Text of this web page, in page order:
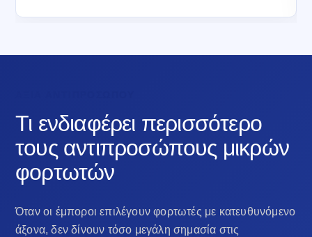
Τι ενδιαφέρει περισσότερο
τους αντιπροσώπους μικρών
φορτωτών
Όταν οι έμποροι επιλέγουν φορτωτές με κατευθυνόμενο
άξονα, δεν δίνουν τόσο μεγάλη σημασία στις